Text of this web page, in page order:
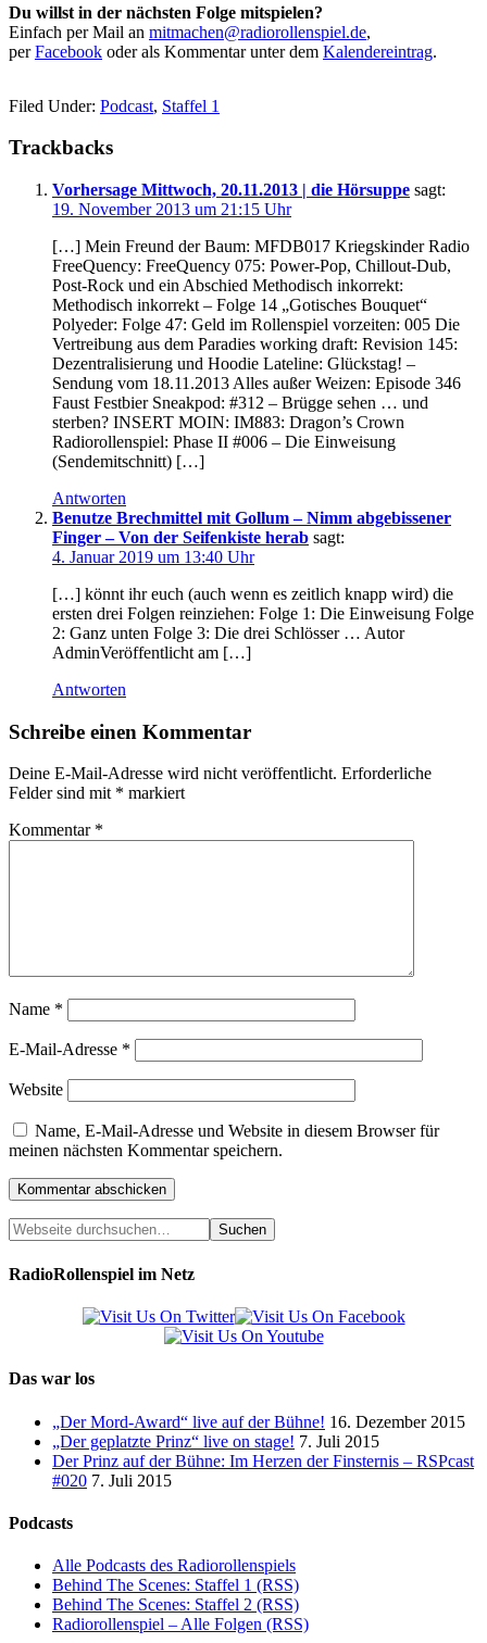
Du willst in der nächsten Folge mitspielen?
Einfach per Mail an mitmachen@radiorollenspiel.de,
perFacebook oder als Kommentar unter dem Kalendereintrag.
Filed Under: Podcast, Staffel 1
Trackbacks
Vorhersage Mittwoch, 20.11.2013 | die Hörsuppe sagt:
19. November 2013 um 21:15 Uhr
[…] Mein Freund der Baum: MFDB017 Kriegskinder Radio
FreeQuency: FreeQuency 075: Power-Pop, Chillout-Dub,
Post-Rock und ein Abschied Methodisch inkorrekt:
Methodisch inkorrekt – Folge 14 „Gotisches Bouquet“
Polyeder: Folge 47: Geld im Rollenspiel vorzeiten: 005 Die
Vertreibung aus dem Paradies working draft: Revision 145:
Dezentralisierung und Hoodie Lateline: Glückstag! –
Sendung vom 18.11.2013 Alles außer Weizen: Episode 346
Faust Festbier Sneakpod: #312 – Brügge sehen … und
sterben? INSERT MOIN: IM883: Dragon’s Crown
Radiorollenspiel: Phase II #006 – Die Einweisung
(Sendemitschnitt) […]
Antworten
Benutze Brechmittel mit Gollum – Nimm abgebissener
Finger – Von der Seifenkiste herab sagt:
4. Januar 2019 um 13:40 Uhr
[…] könnt ihr euch (auch wenn es zeitlich knapp wird) die
ersten drei Folgen reinziehen: Folge 1: Die Einweisung Folge
2: Ganz unten Folge 3: Die drei Schlösser … Autor
AdminVeröffentlicht am […]
Antworten
Schreibe einen Kommentar
Deine E-Mail-Adresse wird nicht veröffentlicht. Erforderliche
Felder sind mit * markiert
Kommentar *
Name *
E-Mail-Adresse *
Website
Name, E-Mail-Adresse und Website in diesem Browser für
meinen nächsten Kommentar speichern.
RadioRollenspiel im Netz
Das war los
„Der Mord-Award“ live auf der Bühne! 16. Dezember 2015
„Der geplatzte Prinz“ live on stage! 7. Juli 2015
Der Prinz auf der Bühne: Im Herzen der Finsternis – RSPcast
#020 7. Juli 2015
Podcasts
Alle Podcasts des Radiorollenspiels
Behind The Scenes: Staffel 1 (RSS)
Behind The Scenes: Staffel 2 (RSS)
Radiorollenspiel – Alle Folgen (RSS)